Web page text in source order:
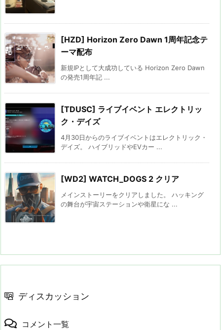
[HZD] Horizon Zero Dawn 1周年記念テ
ーマ配布
新規IPとして大成功している Horizon Zero Dawn
の発売1周年記 ...
[TDUSC] ライブイベント エレクトリッ
ク・デイズ
4月30日からのライブイベントはエレクトリック・
デイズ。 ハイブリッドやEVカー ...
[WD2] WATCH_DOGS 2 クリア
メインストーリーをクリアしました。 ハッキング
の舞台が宇宙ステーションや衛星にな ...
ディスカッション
コメント一覧